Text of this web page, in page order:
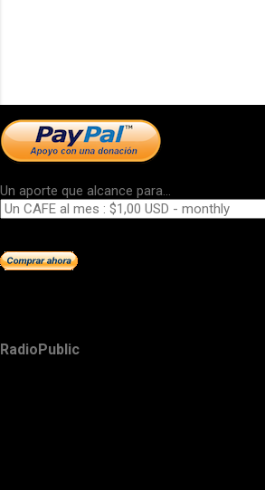
Un aporte que alcance para...
RadioPublic